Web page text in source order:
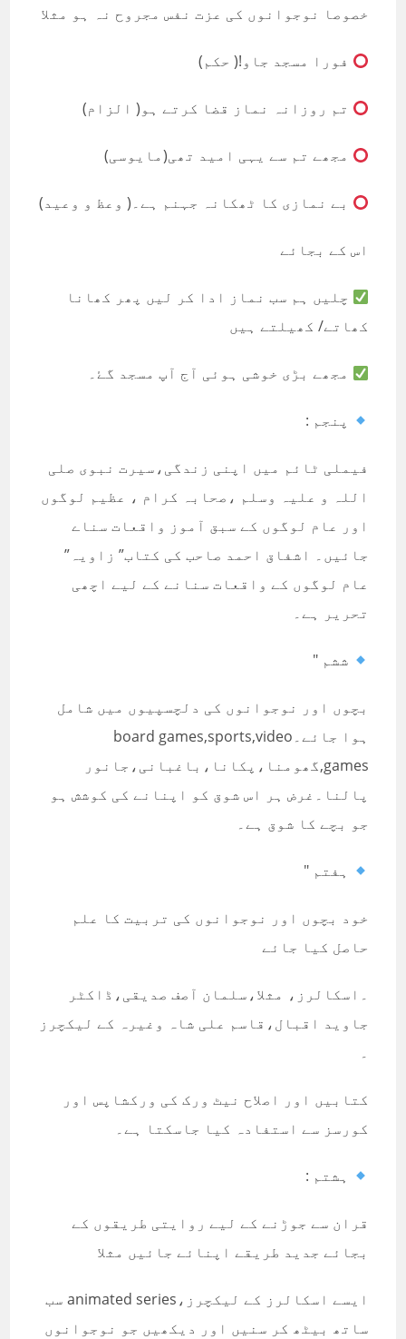
خصوصا نوجوانوں کی عزت نفس مجروح نہ ہو مثلا
فورا مسجد جاو!( حکم)
تم روزانہ نماز قضا کرتے ہو( الزام)
مجھے تم سے یہی امید تھی(مایوسی)
بے نمازی کا ٹھکانہ جہنم ہے۔( وعظ و وعید)
اس کے بجائے
چلیں ہم سب نماز ادا کر لیں پھر کھانا
کھاتے/ کھیلتے ہیں
مجھے بڑی خوشی ہوئی آج آپ مسجد گۓ۔
پنجم :
فیملی ٹائم میں اپنی زندگی،سیرت نبوی صلی
اللہ و علیہ وسلم ،صحابہ کرام ، عظیم لوگوں
اور عام لوگوں کے سبق آموز واقعات سناے
جائیں۔ اشفاق احمد صاحب کی کتاب” زاویہ”
عام لوگوں کے واقعات سنانے کے لیے اچھی
تحریر ہے۔
ششم "
بچوں اور نوجوانوں کی دلچسپیوں میں شامل
ہوا جائے۔board games,sports,video
games,گھومنا،پکانا،باغبانی،جانور
پالنا۔غرض ہر اس شوق کو اپنانے کی کوشش ہو
جو بچے کا شوق ہے۔
ہفتم "
خود بچوں اور نوجوانوں کی تربیت کا علم
حاصل کیا جائے
۔اسکالرز، مثلا،سلمان آصف صدیقی،ڈاکٹر
جاوید اقبال،قاسم علی شاہ وغیرہ کے لیکچرز
۔
کتابیں اور اصلاح نیٹ ورک کی ورکشاپس اور
کورسز سے استفادہ کیا جاسکتا ہے۔
ہشتم :
قران سے جوڑنے کے لیے روایتی طریقوں کے
بجائے جدید طریقے اپنائے جائیں مثلا
ایسے اسکالرز کے لیکچرز،animated series سب
ساتھ بیٹھ کر سنیں اور دیکھیں جو نوجوانوں